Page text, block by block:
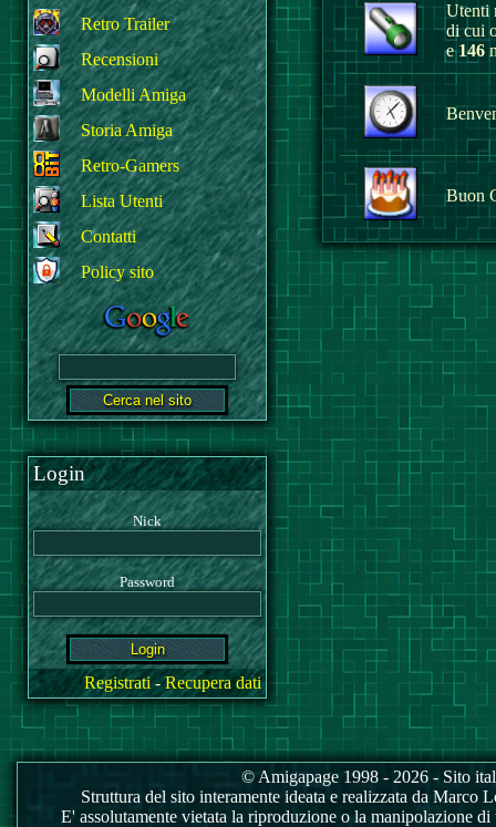
Retro Trailer
Recensioni
Modelli Amiga
Storia Amiga
Retro-Gamers
Lista Utenti
Contatti
Policy sito
Login
Nick
Password
Registrati-Recupera dati
Utenti
di cui
e146
Buon
© Amigapage 1998 - 2026 - Sito
Struttura del sito interamente ideata e realizzata da
E' assolutamente vietata la riproduzione o la manipolazione